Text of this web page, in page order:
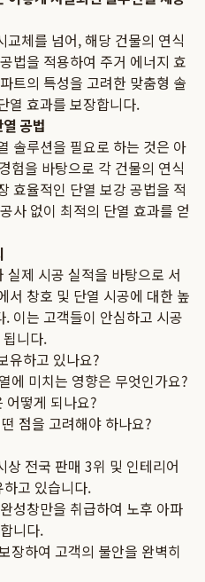
체를 넘어, 해당 건물의 연식
법을 적용하여 주거 에너지 효
트의 특성을 고려한 맞춤형 솔
열 효과를 보장합니다.
공법
솔루션을 필요로 하는 것은 아
험을 바탕으로 각 건물의 연식
효율적인 단열 보강 공법을 적
사 없이 최적의 단열 효과를 얻
제 시공 실적을 바탕으로 서
서 창호 및 단열 시공에 대한 높
이는 고객들이 안심하고 시공
니다.
유하고 있나요?
에 미치는 영향은 무엇인가요?
어떻게 되나요?
점을 고려해야 하나요?
전국 판매 3위 및 인테리어
고 있습니다.
성창만을 취급하여 노후 아파
니다.
장하여 고객의 불안을 완벽히